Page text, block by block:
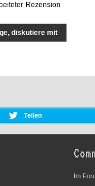
Rezension
diskutiere mit
Teilen
Im